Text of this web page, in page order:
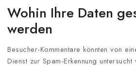
Wohin Ihre Daten
werden
Besucher-Kommentare könnten von
Dienst zur Spam-Erkennung untersucht